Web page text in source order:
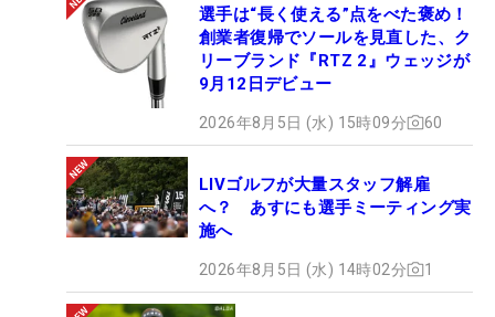
選手は“長く使える”点をべた褒め！
創業者復帰でソールを見直した、ク
リーブランド『RTZ 2』ウェッジが
9月12日デビュー
2026年8月5日 (水) 15時09分 60
LIVゴルフが大量スタッフ解雇
へ？ あすにも選手ミーティング実
施へ
2026年8月5日 (水) 14時02分 1